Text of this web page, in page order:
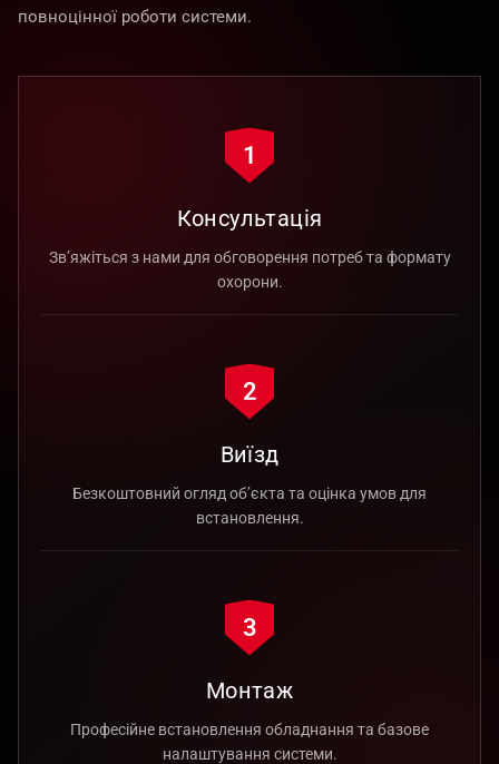
повноцінної роботи системи.
1
Консультація
Зв’яжіться з нами для обговорення потреб та формату
охорони.
2
Виїзд
Безкоштовний огляд об’єкта та оцінка умов для
встановлення.
3
Монтаж
Професійне встановлення обладнання та базове
налаштування системи.